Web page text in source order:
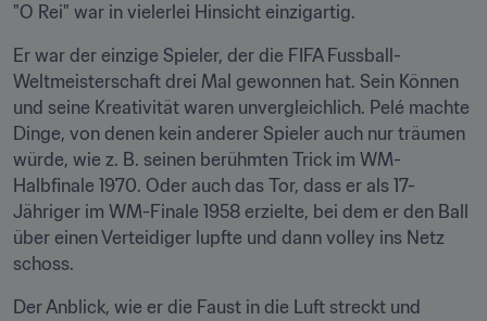
"O Rei" war in vielerlei Hinsicht einzigartig.
Er war der einzige Spieler, der die FIFA Fussball-
Weltmeisterschaft drei Mal gewonnen hat. Sein Können
und seine Kreativität waren unvergleichlich. Pelé machte
Dinge, von denen kein anderer Spieler auch nur träumen
würde, wie z. B. seinen berühmten Trick im WM-
Halbfinale 1970. Oder auch das Tor, dass er als 17-
Jähriger im WM-Finale 1958 erzielte, bei dem er den Ball
über einen Verteidiger lupfte und dann volley ins Netz
schoss.
Der Anblick, wie er die Faust in die Luft streckt und